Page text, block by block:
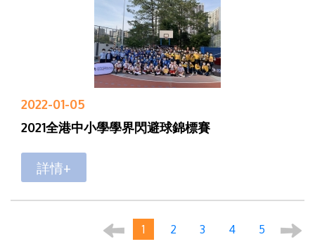
2022-01-05
2021全港中小學學界閃避球錦標賽
詳情+
1 2 3 4 5